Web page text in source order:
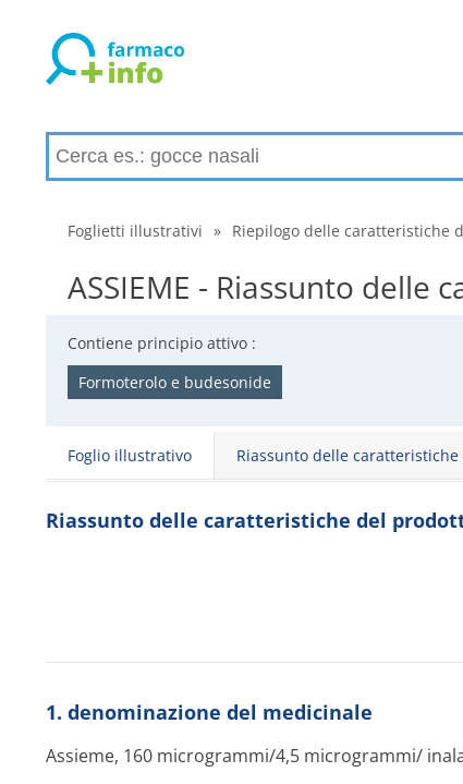
Foglietti illustrativi » Riepilogo delle caratteristiche
ASSIEME - Riassunto
Contiene principio attivo :
Formoterolo e budesonide
Foglio illustrativo Riassunto delle
Riassunto delle caratteristiche del
1. denominazione del medicinale
Assieme, 160 microgram­mi/4,5 microgram­mi/